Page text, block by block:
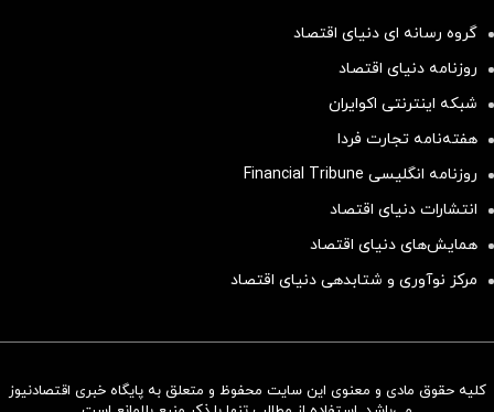
گروه رسانه ای دنیای اقتصاد
روزنامه دنیای اقتصاد
شبکه اینترنتی اکوایران
هفته‌نامه تجارت فردا
روزنامه انگلیسی Financial Tribune
انتشارات دنیای اقتصاد
همایش‌های دنیای اقتصاد
مرکز نوآوری و شتابدهی دنیای اقتصاد
کلیه حقوق مادی و معنوی این سایت محفوظ و متعلق به پایگاه خبری اقتصادنیوز